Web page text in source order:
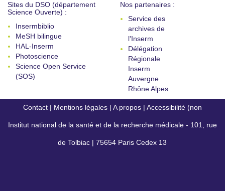
Sites du DSO (département
Science Ouverte) :
Insermbiblio
MeSH bilingue
HAL-Inserm
Photoscience
Science Open Service
(SOS)
Nos partenaires :
Service des
archives de
l'Inserm
Délégation
Régionale
Inserm
Auvergne
Rhône Alpes
Contact | Mentions légales | A propos | Accessibilité (non
conforme)
Institut national de la santé et de la recherche médicale - 101, rue
de Tolbiac | 75654 Paris Cedex 13